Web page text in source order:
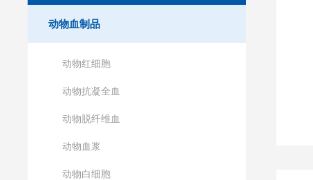
动物血制品
动物红细胞
动物抗凝全血
动物脱纤维血
动物血浆
动物白细胞